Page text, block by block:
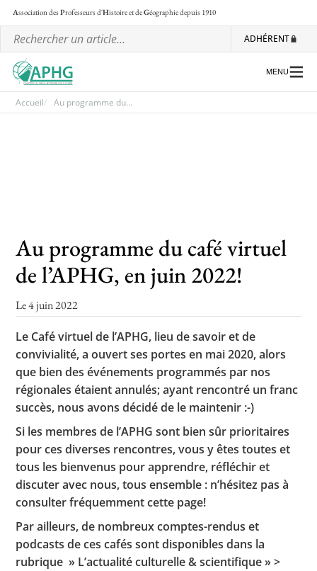
Association desProfesseurs d'Histoire et deGéographiedepuis 1910
ADHÉRENT
Lettre d’information de l’APHG
L’APHG dans la presse
Toutes les actualités
Les rendez-vous de l’APHG
Concours de recrutement
Concours scolaires
Conférences, tables rondes
Critique d’ouvrages publiés
Culture
MENU
Accueil Au programme du...
Au programme du café virtuel
de l’APHG, en juin 2022!
Le 4 juin 2022
Le Café virtuel de l’APHG, lieu de savoir et de
convivialité, a ouvert ses portes en mai 2020, alors
que bien des événements programmés par nos
régionales étaient annulés; ayant rencontré un franc
succès, nous avons décidé de le maintenir :-)
Si les membres de l’APHG sont bien sûr prioritaires
pour ces diverses rencontres, vous y êtes toutes et
tous les bienvenus pour apprendre, réfléchir et
discuter avec nous, tous ensemble : n’hésitez pas à
consulter fréquemment cette page!
Par ailleurs, de nombreux comptes-rendus et
podcasts de ces cafés sont disponibles dans la
rubrique » L’actualité culturelle & scientifique » >